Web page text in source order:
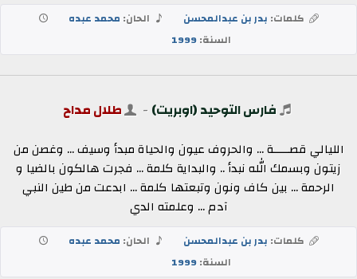
كلمات: بدر بن عبدالمحسن الحان: محمد عبده
السنة:1999
فارس التوحيد (اوبريت) - طلال مداح
الليالي قصـــــة ... والحروف عيون والحياة مبدأ وسيف ... وغصن من
زيتون وبسمك الله نبدأ .. والبداية كلمة ... فجرت هالكون بالضيا و
الرحمة ... بين كاف ونون وتبعتها كلمة ... ابدعت من طين النبي
آدم ... وعلمته الدي
كلمات: بدر بن عبدالمحسن الحان: محمد عبده
السنة:1999